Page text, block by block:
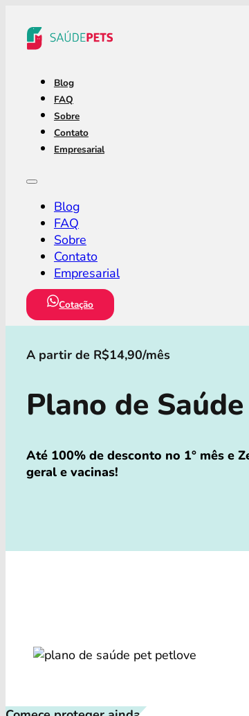
Blog
FAQ
Sobre
Contato
Empresarial
Blog
FAQ
Sobre
Contato
Empresarial
Cotação
A partir de R$14,90/mês
Plano de
Até 100% de desconto no 1° mês e
geral e vacinas!